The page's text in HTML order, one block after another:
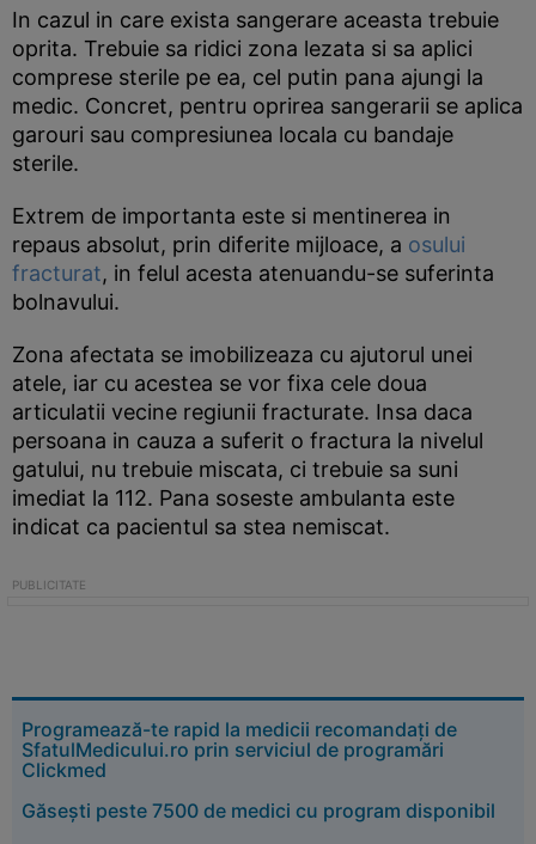
In cazul in care exista sangerare aceasta trebuie
oprita. Trebuie sa ridici zona lezata si sa aplici
comprese sterile pe ea, cel putin pana ajungi la
medic. Concret, pentru oprirea sangerarii se aplica
garouri sau compresiunea locala cu bandaje
sterile.
Extrem de importanta este si mentinerea in
repaus absolut, prin diferite mijloace, a osului
fracturat, in felul acesta atenuandu-se suferinta
bolnavului.
Zona afectata se imobilizeaza cu ajutorul unei
atele, iar cu acestea se vor fixa cele doua
articulatii vecine regiunii fracturate. Insa daca
persoana in cauza a suferit o fractura la nivelul
gatului, nu trebuie miscata, ci trebuie sa suni
imediat la 112. Pana soseste ambulanta este
indicat ca pacientul sa stea nemiscat.
Programează-te rapid la medicii recomandați de
SfatulMedicului.ro prin serviciul de programări
Clickmed
Găsești peste 7500 de medici cu program disponibil